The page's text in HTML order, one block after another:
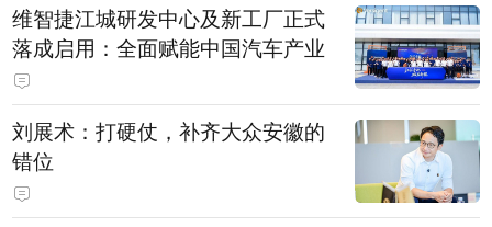
维智捷江城研发中心及新工厂正式
落成启用：全面赋能中国汽车产业
刘展术：打硬仗，补齐大众安徽的
错位